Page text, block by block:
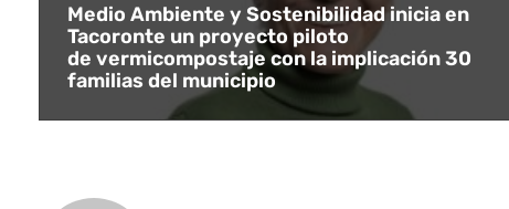
Medio Ambiente y Sostenibilidad inicia en
Tacoronte un proyecto piloto
de vermicompostaje con la implicación 30
familias del municipio